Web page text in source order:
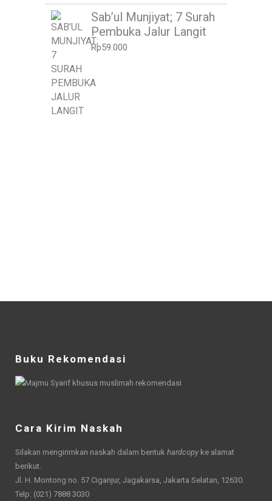
Sab’ul Munjiyat; 7 Surah
Pembuka Jalur Langit
Rp59.000
Buku Rekomendasi
Cara Kirim Naskah
Silakan mengirimkan naskah dalam bentuk hardcopy ke alamat
berikut.
Jl. H. Montong no. 57 Ciganjur, Jagakarsa, Jakarta Selatan, 12630.
Telp: (021) 7888 3030